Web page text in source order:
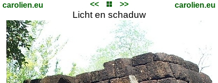
carolien.eu << >> carolien.eu
Licht en schaduw